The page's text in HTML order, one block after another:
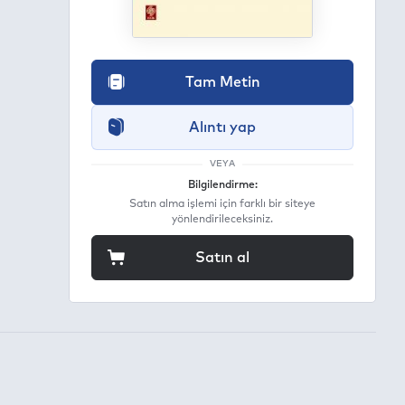
Tam Metin
Alıntı yap
VEYA
Bilgilendirme:
Satın alma işlemi için farklı bir siteye
yönlendirileceksiniz.
Satın al